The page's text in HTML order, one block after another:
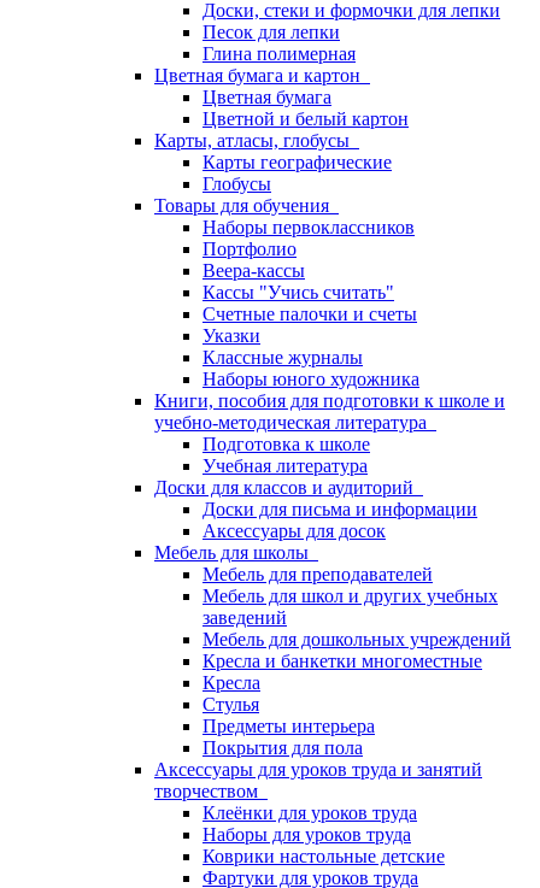
Доски, стеки и формочки для лепки
Песок для лепки
Глина полимерная
Цветная бумага и картон
Цветная бумага
Цветной и белый картон
Карты, атласы, глобусы
Карты географические
Глобусы
Товары для обучения
Наборы первоклассников
Портфолио
Веера-кассы
Кассы "Учись считать"
Счетные палочки и счеты
Указки
Классные журналы
Наборы юного художника
Книги, пособия для подготовки к школе и
учебно-методическая литература
Подготовка к школе
Учебная литература
Доски для классов и аудиторий
Доски для письма и информации
Аксессуары для досок
Мебель для школы
Мебель для преподавателей
Мебель для школ и других учебных
заведений
Мебель для дошкольных учреждений
Кресла и банкетки многоместные
Кресла
Стулья
Предметы интерьера
Покрытия для пола
Аксессуары для уроков труда и занятий
творчеством
Клеёнки для уроков труда
Наборы для уроков труда
Коврики настольные детские
Фартуки для уроков труда